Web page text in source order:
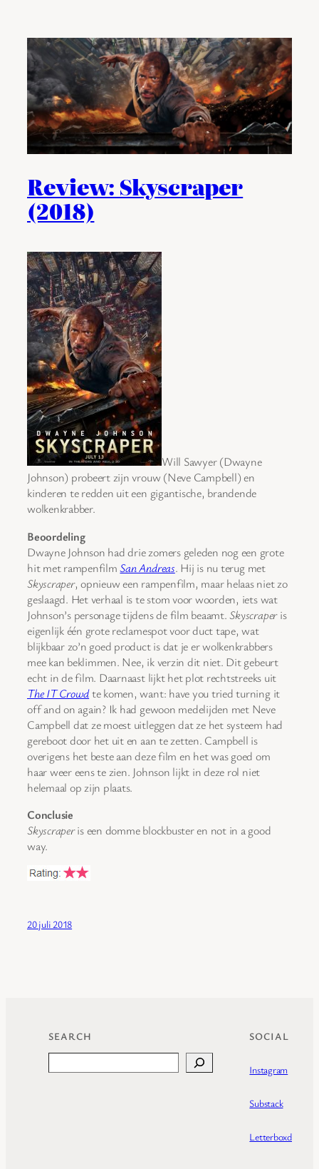
Review: Skyscraper
(2018)
Will Sawyer (Dwayne
Johnson) probeert zijn vrouw (Neve Campbell) en
kinderen te redden uit een gigantische, brandende
wolkenkrabber.
Beoordeling
Dwayne Johnson had drie zomers geleden nog een grote
hit met rampenfilmSan Andreas. Hij is nu terug met
Skyscraper, opnieuw een rampenfilm, maar helaas niet zo
geslaagd. Het verhaal is te stom voor woorden, iets wat
Johnson’s personage tijdens de film beaamt.Skyscraperis
eigenlijk één grote reclamespot voor duct tape, wat
blijkbaar zo’n goed product is dat je er wolkenkrabbers
mee kan beklimmen. Nee, ik verzin dit niet. Dit gebeurt
echt in de film. Daarnaast lijkt het plot rechtstreeks uit
The IT Crowdte komen, want: have you tried turning it
off and on again? Ik had gewoon medelijden met Neve
Campbell dat ze moest uitleggen dat ze het systeem had
gereboot door het uit en aan te zetten. Campbell is
overigens het beste aan deze film en het was goed om
haar weer eens te zien. Johnson lijkt in deze rol niet
helemaal op zijn plaats.
Conclusie
Skyscraperis een domme blockbuster en not in a good
way.
20 juli 2018
SEARCH SOCIAL
Instagram
Substack
Letterboxd